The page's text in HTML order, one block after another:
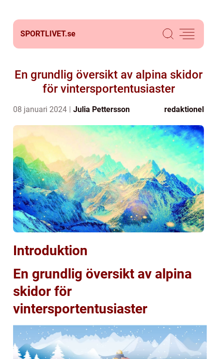
SPORTLIVET.se
En grundlig översikt av alpina skidor
för vintersportentusiaster
08 januari 2024 Julia Pettersson redaktionel
Introduktion
En grundlig översikt av alpina
skidor för
vintersportentusiaster